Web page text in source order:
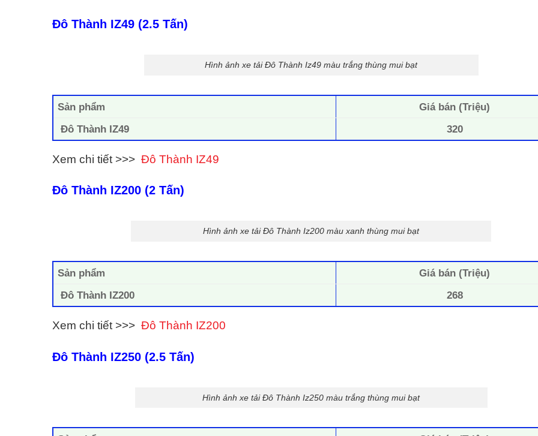
Đô Thành IZ49 (2.5 Tấn)
Hình ảnh xe tải Đô Thành Iz49 màu trắng thùng mui bạt
Sản phẩm
Giá bán (Triệu)
Đô Thành IZ49
320
Xem chi tiết >>> Đô Thành IZ49
Đô Thành IZ200 (2 Tấn)
Hình ảnh xe tải Đô Thành Iz200 màu xanh thùng mui bạt
Sản phẩm
Giá bán (Triệu)
Đô Thành IZ200
268
Xem chi tiết >>> Đô Thành IZ200
Đô Thành IZ250 (2.5 Tấn)
Hình ảnh xe tải Đô Thành Iz250 màu trắng thùng mui bạt